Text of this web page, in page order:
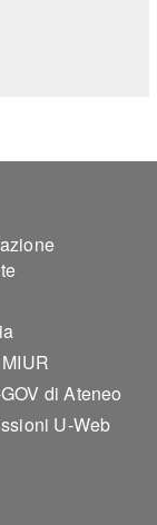
2
di Ateneo
U-Web